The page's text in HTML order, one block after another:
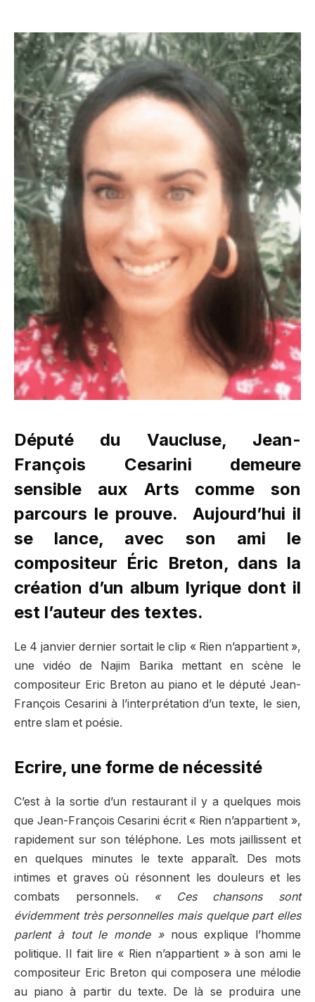
Député du Vaucluse, Jean-
François Cesarini demeure
sensible aux Arts comme son
parcours le prouve.
Aujourd’hui il
se lance, avec son ami le
compositeur Éric Breton, dans la
création d’un album lyrique dont il
est l’auteur des textes.
Le 4 janvier dernier sortait le clip « Rien n’appartient »,
une vidéo de Najim Barika mettant en scène le
compositeur Eric Breton au piano et le député Jean-
François Cesarini à l’interprétation d’un texte, le sien,
entre slam et poésie.
Ecrire, une forme de nécessité
C’est à la sortie d’un restaurant il y a quelques mois
que Jean-François Cesarini écrit « Rien n’appartient »,
rapidement sur son téléphone. Les mots jaillissent et
en quelques minutes le texte apparaît. Des mots
intimes et graves où résonnent les douleurs et les
combats personnels. « Ces chansons sont
évidemment très personnelles mais quelque part elles
parlent à tout le monde »nous explique l’homme
politique. Il fait lire « Rien n’appartient » à son ami le
compositeur Eric Breton qui composera une mélodie
au piano à partir du texte. De là se produira une